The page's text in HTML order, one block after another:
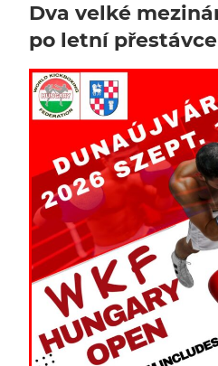
Dva velké
po letní přestávce